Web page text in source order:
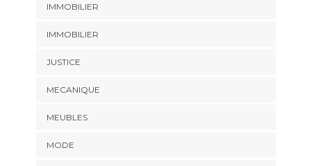
IMMOBILIER
IMMOBILIER
JUSTICE
MECANIQUE
MEUBLES
MODE